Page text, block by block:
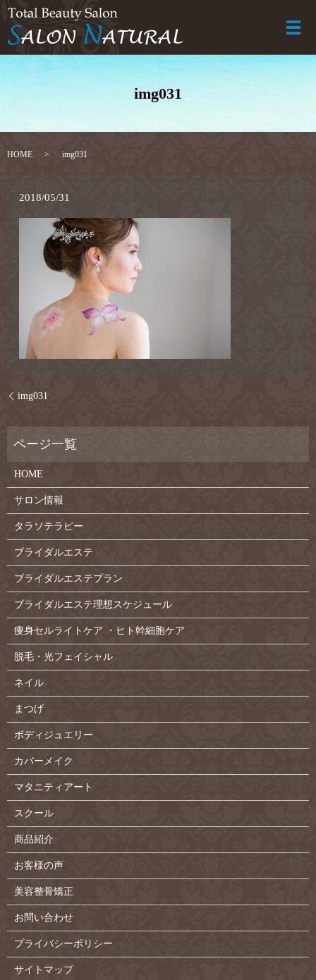
メ
img031
HOME img031
2018/05/31
img031
HOME
サロン情報
タラソテラピー
ブライダルエステ
ブライダルエステプラン
ブライダルエステ理想スケジュール
痩身セルライトケア ・ヒト幹細胞ケア
脱毛・光フェイシャル
ネイル
まつげ
ボディジュエリー
カバーメイク
マタニティアート
スクール
商品紹介
お客様の声
美容整骨矯正
お問い合わせ
プライバシーポリシー
サイトマップ